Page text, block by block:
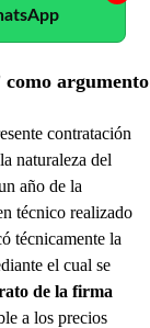
argumento
contratación
naturaleza del
año de la
técnico realizado
técnicamente la
el cual se
de la firma
a los precios